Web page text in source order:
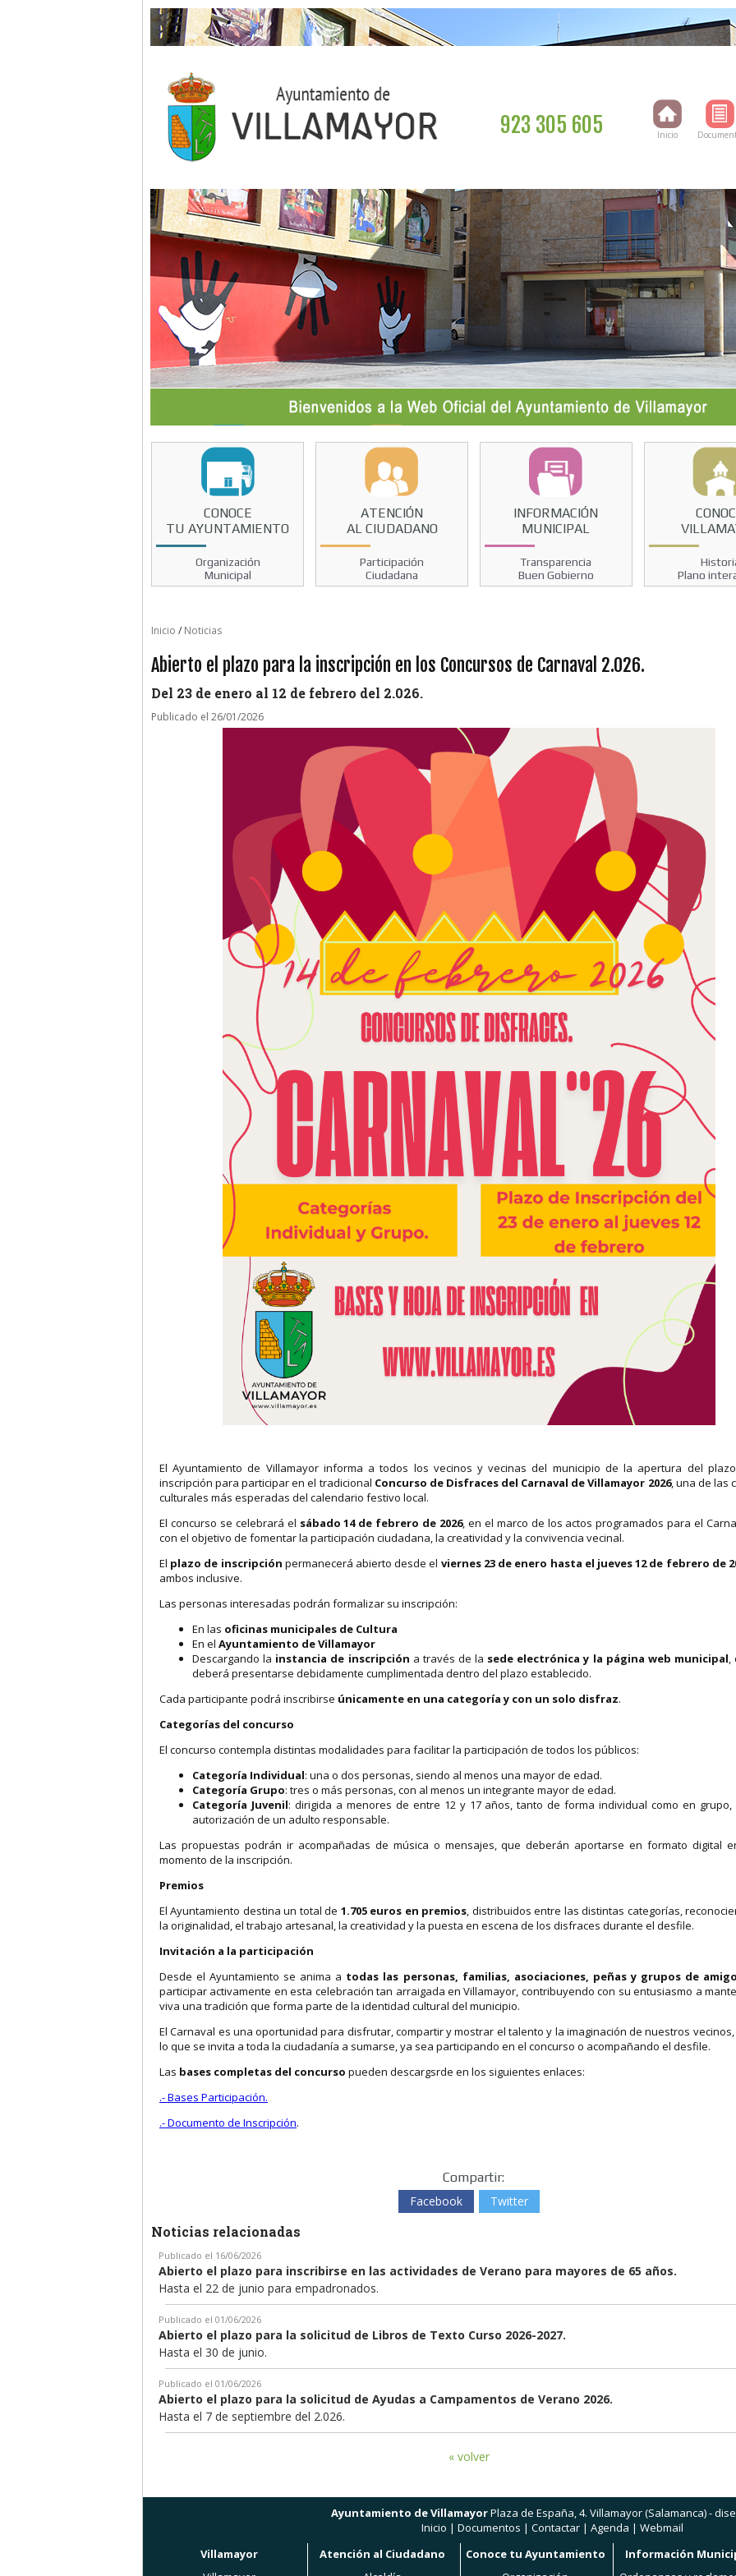
923 305 605 Inicio
CONOCE
TU AYUNTAMIENTO
Organización
Municipal
ATENCIÓN
AL CIUDADANO
Participación
Ciudadana
INFORMACIÓN
MUNICIPAL
Transparencia
Buen Gobierno
Plano
Inicio / Noticias
Abierto el plazo para la inscripción en los Concursos de Carnaval 2.026.
Del 23 de enero al 12 de febrero del 2.026.
Publicado el 26/01/2026
El Ayuntamiento de Villamayor informa a todos los vecinos y vecinas del municipio de la apertura del
inscripción para participar en el tradicional Concurso de Disfraces del Carnaval de Villamayor 2026, una de las
culturales más esperadas del calendario festivo local.
El concurso se celebrará el sábado 14 de febrero de 2026, en el marco de los actos programados para el
con el objetivo de fomentar la participación ciudadana, la creatividad y la convivencia vecinal.
El plazo de inscripción permanecerá abierto desde el viernes 23 de enero hasta el jueves 12 de febrero de
ambos inclusive.
Las personas interesadas podrán formalizar su inscripción:
En las oficinas municipales de Cultura
En el Ayuntamiento de Villamayor
Descargando la instancia de inscripción a través de la sede electrónica y la página web municipal,
deberá presentarse debidamente cumplimentada dentro del plazo establecido.
Cada participante podrá inscribirse únicamente en una categoría y con un solo disfraz.
Categorías del concurso
El concurso contempla distintas modalidades para facilitar la participación de todos los públicos:
Categoría Individual: una o dos personas, siendo al menos una mayor de edad.
Categoría Grupo: tres o más personas, con al menos un integrante mayor de edad.
Categoría Juvenil: dirigida a menores de entre 12 y 17 años, tanto de forma individual como en grupo,
autorización de un adulto responsable.
Las propuestas podrán ir acompañadas de música o mensajes, que deberán aportarse en formato digital
momento de la inscripción.
Premios
El Ayuntamiento destina un total de 1.705 euros en premios, distribuidos entre las distintas categorías,
la originalidad, el trabajo artesanal, la creatividad y la puesta en escena de los disfraces durante el desfile.
Invitación a la participación
Desde el Ayuntamiento se anima a todas las personas, familias, asociaciones, peñas y grupos de
participar activamente en esta celebración tan arraigada en Villamayor, contribuyendo con su entusiasmo a
viva una tradición que forma parte de la identidad cultural del municipio.
El Carnaval es una oportunidad para disfrutar, compartir y mostrar el talento y la imaginación de nuestros
lo que se invita a toda la ciudadanía a sumarse, ya sea participando en el concurso o acompañando el desfile.
Las bases completas del concurso pueden descargsrde en los siguientes enlaces:
.- Bases Participación.
.- Documento de Inscripción.
Compartir:
Facebook
Twitter
Noticias relacionadas
Publicado el 16/06/2026
Abierto el plazo para inscribirse en las actividades de Verano para mayores de 65 años.
Hasta el 22 de junio para empadronados.
Publicado el 01/06/2026
Abierto el plazo para la solicitud de Libros de Texto Curso 2026-2027.
Hasta el 30 de junio.
Publicado el 01/06/2026
Abierto el plazo para la solicitud de Ayudas a Campamentos de Verano 2026.
Hasta el 7 de septiembre del 2.026.
« volver
Ayuntamiento de VillamayorPlaza de España, 4. Villamayor (Salamanca) -
Inicio | Documentos | Contactar| Agenda | Webmail
Villamayor
Atención al Ciudadano
Conoce tu Ayuntamiento
Información